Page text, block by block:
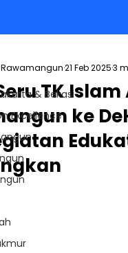
& Bekasi
Excellence
TK Islam
ke
Rawamangun21 Feb 20253